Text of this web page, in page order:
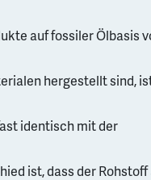
auf fossiler Ölbasis
hergestellt sind,
identisch mit der
ist, dass der